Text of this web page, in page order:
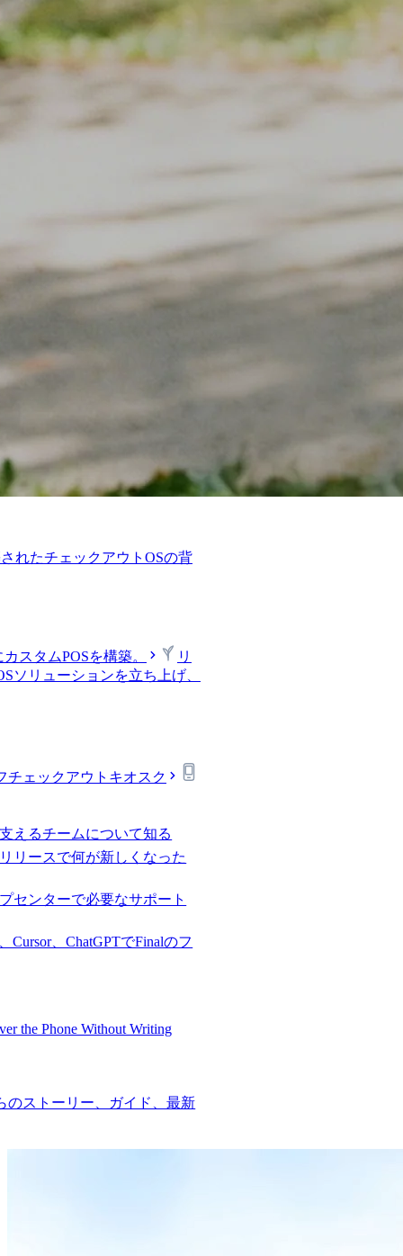
れたチェックアウトOSの背
スタムPOSを構築。
リ
ソリューションを立ち上げ、
チェックアウトキオスク
えるチームについて知る
リースで何が新しくなった
センターで必要なサポート
Cursor、ChatGPTでFinalのフ
the Phone Without Writing
のストーリー、ガイド、最新